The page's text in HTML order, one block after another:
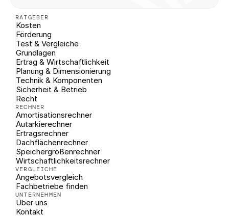
RATGEBER
Kosten
Förderung
Test & Vergleiche
Grundlagen
Ertrag & Wirtschaftlichkeit
Planung & Dimensionierung
Technik & Komponenten
Sicherheit & Betrieb
Recht
RECHNER
Amortisationsrechner
Autarkierechner
Ertragsrechner
Dachflächenrechner
Speichergrößenrechner
Wirtschaftlichkeitsrechner
VERGLEICHE
Angebotsvergleich
Fachbetriebe finden
UNTERNEHMEN
Über uns
Kontakt